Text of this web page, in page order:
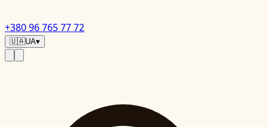
+380 96 765 77 72
🇺🇦UA▾